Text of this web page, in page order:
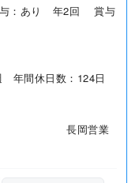
与：あり 年2回 賞与
年間休日数：124日
－８ 長岡営業